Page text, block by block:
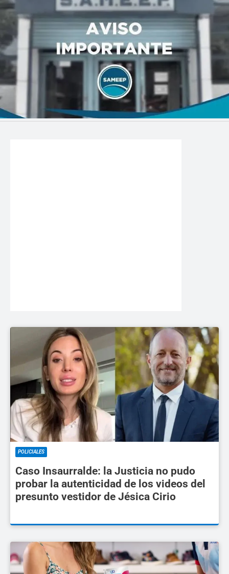
POLICIALES
Caso Insaurralde: la Justicia no pudo
probar la autenticidad de los videos del
presunto vestidor de Jésica Cirio